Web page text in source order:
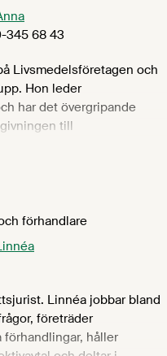
345 68 43
Livsmedelsföretagen och
Hon leder
har det övergripande
till
kommer Anna från
förhandlingschef på
Uppsala Universitet.
förhandlare
Linnéa jobbar bland
företräder
håller